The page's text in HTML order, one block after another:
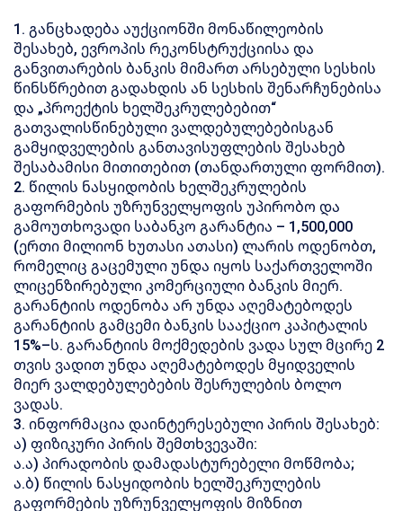
1. განცხადება აუქციონში მონაწილეობის
შესახებ, ევროპის რეკონსტრუქციისა და
განვითარების ბანკის მიმართ არსებული სესხის
წინსწრებით გადახდის ან სესხის შენარჩუნებისა
და „პროექტის ხელშეკრულებებით“
გათვალისწინებული ვალდებულებებისგან
გამყიდველების განთავისუფლების შესახებ
შესაბამისი მითითებით (თანდართული ფორმით).
2. წილის ნასყიდობის ხელშეკრულების
გაფორმების უზრუნველყოფის უპირობო და
გამოუთხოვადი საბანკო გარანტია – 1,500,000
(ერთი მილიონ ხუთასი ათასი) ლარის ოდენობთ,
რომელიც გაცემული უნდა იყოს საქართველოში
ლიცენზირებული კომერციული ბანკის მიერ.
გარანტიის ოდენობა არ უნდა აღემატებოდეს
გარანტიის გამცემი ბანკის სააქციო კაპიტალის
15%–ს. გარანტიის მოქმედების ვადა სულ მცირე 2
თვის ვადით უნდა აღემატებოდეს მყიდველის
მიერ ვალდებულებების შესრულების ბოლო
ვადას.
3. ინფორმაცია დაინტერესებული პირის შესახებ:
ა) ფიზიკური პირის შემთხვევაში:
ა.ა) პირადობის დამადასტურებელი მოწმობა;
ა.ბ) წილის ნასყიდობის ხელშეკრულების
გაფორმების უზრუნველყოფის მიზნით